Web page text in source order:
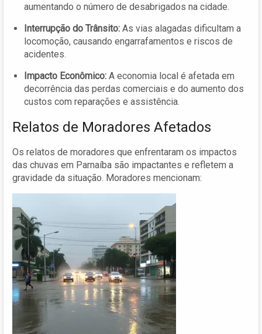
aumentando o número de desabrigados na cidade.
Interrupção do Trânsito: As vias alagadas dificultam a
locomoção, causando engarrafamentos e riscos de
acidentes.
Impacto Econômico: A economia local é afetada em
decorrência das perdas comerciais e do aumento dos
custos com reparações e assistência.
Relatos de Moradores Afetados
Os relatos de moradores que enfrentaram os impactos
das chuvas em Parnaíba são impactantes e refletem a
gravidade da situação. Moradores mencionam: